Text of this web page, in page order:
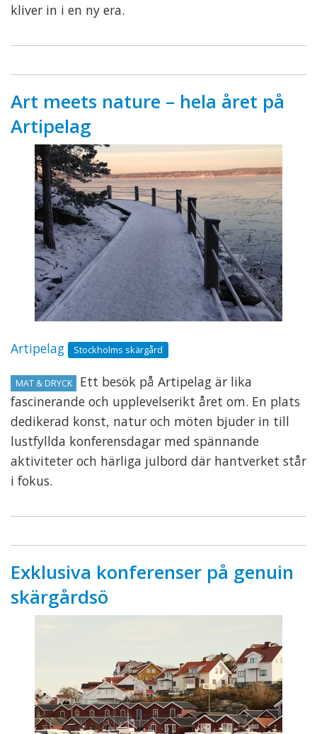
kliver in i en ny era.
Art meets nature – hela året på
Artipelag
Artipelag Stockholms skärgård
MAT & DRYCK
Ett besök på Artipelag är lika
fascinerande och upplevelserikt året om. En plats
dedikerad konst, natur och möten bjuder in till
lustfyllda konferensdagar med spännande
aktiviteter och härliga julbord där hantverket står
i fokus.
Exklusiva konferenser på genuin
skärgårdsö